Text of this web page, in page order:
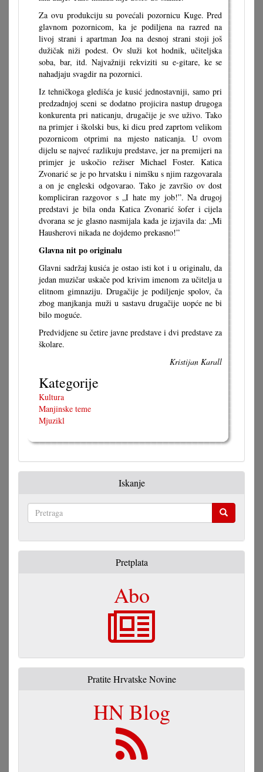
Za ovu produkciju su povećali pozornicu Kuge. Pred
glavnom pozornicom, ka je podiljena na razred na
livoj strani i apartman Joa na desnoj strani stoji još
dužičak niži podest. Ov služi kot hodnik, učiteljska
soba, bar, itd. Najvažniji rekviziti su e-gitare, ke se
nahadjaju svagdir na pozornici.
Iz tehničkoga gledišća je kusić jednostavniji, samo pri
predzadnjoj sceni se dodatno projicira nastup drugoga
konkurenta pri naticanju, drugačije je sve uživo. Tako
na primjer i školski bus, ki dicu pred zaprtom velikom
pozornicom otprimi na mjesto naticanja. U ovom
dijelu se najveć razlikuju predstave, jer na premijeri na
primjer je uskočio režiser Michael Foster. Katica
Zvonarić se je po hrvatsku i nimšku s njim razgovarala
a on je engleski odgovarao. Tako je završio ov dost
kompliciran razgovor s „I hate my job!”. Na drugoj
predstavi je bila onda Katica Zvonarić šofer i cijela
dvorana se je glasno nasmijala kada je izjavila da: „Mi
Hausherovi nikada ne dojdemo prekasno!”
Glavna nit po originalu
Glavni sadržaj kusića je ostao isti kot i u originalu, da
jedan muzičar uskače pod krivim imenom za učitelja u
elitnom gimnaziju. Drugačije je podiljenje spolov, ča
zbog manjkanja muži u sastavu drugačije uopće ne bi
bilo moguće.
Predvidjene su četire javne predstave i dvi predstave za
školare.
Kristijan Karall
Kategorije
Kultura
Manjinske teme
Mjuzikl
Iskanje
Pretplata
Abo
Pratite Hrvatske Novine
HN Blog